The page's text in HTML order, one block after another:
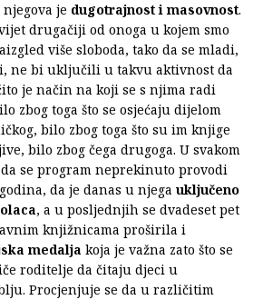
je dugotrajnost i masovnost.
drugačiji od onoga u kojem smo
više sloboda, tako da se mladi,
ne bi uključili u takvu aktivnost da
je način na koji se s njima radi
zbog toga što se osjećaju dijelom
bilo zbog toga što su im knjige
bilo zbog čega drugoga. U svakom
se program neprekinuto provodi
da je danas u njega uključeno
, a u posljednjih se dvadeset pet
knjižnicama proširila i
medalja koja je važna zato što se
roditelje da čitaju djeci u
Procjenjuje se da u različitim